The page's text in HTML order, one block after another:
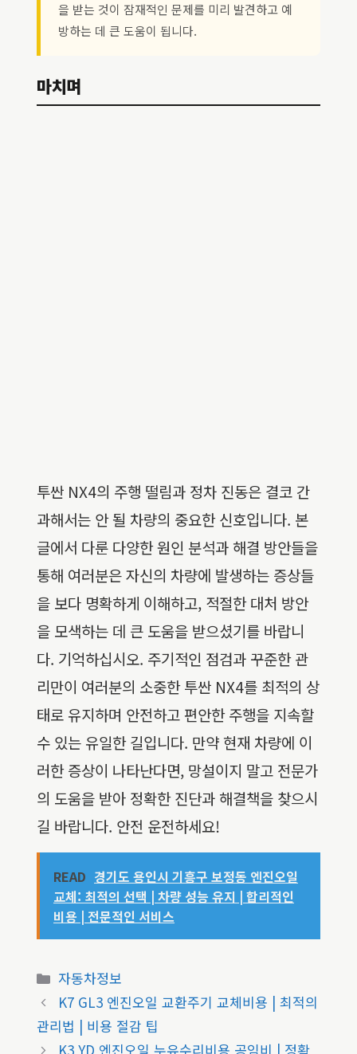
을 받는 것이 잠재적인 문제를 미리 발견하고 예
방하는 데 큰 도움이 됩니다.
마치며
투싼 NX4의 주행 떨림과 정차 진동은 결코 간
과해서는 안 될 차량의 중요한 신호입니다. 본
글에서 다룬 다양한 원인 분석과 해결 방안들을
통해 여러분은 자신의 차량에 발생하는 증상들
을 보다 명확하게 이해하고, 적절한 대처 방안
을 모색하는 데 큰 도움을 받으셨기를 바랍니
다. 기억하십시오. 주기적인 점검과 꾸준한 관
리만이 여러분의 소중한 투싼 NX4를 최적의 상
태로 유지하며 안전하고 편안한 주행을 지속할
수 있는 유일한 길입니다. 만약 현재 차량에 이
러한 증상이 나타난다면, 망설이지 말고 전문가
의 도움을 받아 정확한 진단과 해결책을 찾으시
길 바랍니다. 안전 운전하세요!
READ 경기도 용인시 기흥구 보정동 엔진오일
교체: 최적의 선택 | 차량 성능 유지 | 합리적인
비용 | 전문적인 서비스
카
테
고
리
자동차정보
K7 GL3 엔진오일 교환주기 교체비용 | 최적의
관리법 | 비용 절감 팁
K3 YD 엔진오일 누유수리비용 공임비 | 정확